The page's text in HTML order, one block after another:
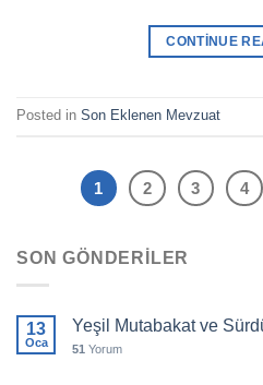
CONTINUE
Posted in Son Eklenen Mevzuat
1 2 3 4
SON GÖNDERILER
13
Oca
Yeşil Mutabakat ve
51 Yorum